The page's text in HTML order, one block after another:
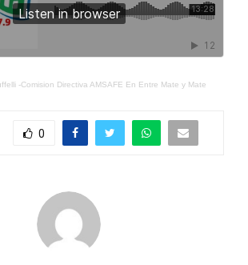
-Comision Directiva AMSAFE En Entre Mate y Mate
0